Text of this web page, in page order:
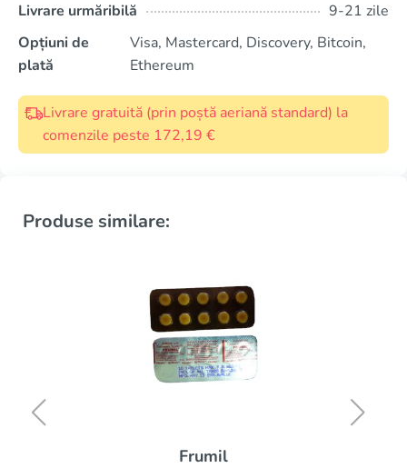
Livrare urmăribilă
9-21 zile
Opțiuni de
plată
Visa, Mastercard, Discovery, Bitcoin,
Ethereum
Livrare gratuită (prin poștă aeriană standard) la
comenzile peste 172,19 €
Produse similare:
Frumil